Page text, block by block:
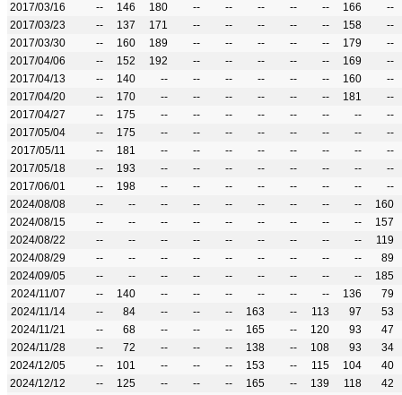
2017/03/16
-- 146 180 -- -- -- -- -- 166
--
2017/03/23
-- 137 171 -- -- -- -- -- 158
--
2017/03/30
-- 160 189 -- -- -- -- -- 179
--
2017/04/06
-- 152 192 -- -- -- -- -- 169
--
2017/04/13
-- 140 -- -- -- -- -- -- 160
--
2017/04/20
-- 170 -- -- -- -- -- -- 181
--
2017/04/27
-- 175 -- -- -- -- -- -- --
--
2017/05/04
-- 175 -- -- -- -- -- -- --
--
2017/05/11
-- 181 -- -- -- -- -- -- --
--
2017/05/18
-- 193 -- -- -- -- -- -- --
--
2017/06/01
-- 198 -- -- -- -- -- -- --
--
2024/08/08
-- -- -- -- -- -- -- -- --
160
2024/08/15
-- -- -- -- -- -- -- -- --
157
2024/08/22
-- -- -- -- -- -- -- -- --
119
2024/08/29
-- -- -- -- -- -- -- -- --
89
2024/09/05
-- -- -- -- -- -- -- -- --
185
2024/11/07
-- 140 -- -- -- -- -- -- 136
79
2024/11/14
-- 84 -- -- -- 163 -- 113 97
53
2024/11/21
-- 68 -- -- -- 165 -- 120 93
47
2024/11/28
-- 72 -- -- -- 138 -- 108 93
34
2024/12/05
-- 101 -- -- -- 153 -- 115 104
40
2024/12/12
-- 125 -- -- -- 165 -- 139 118
42